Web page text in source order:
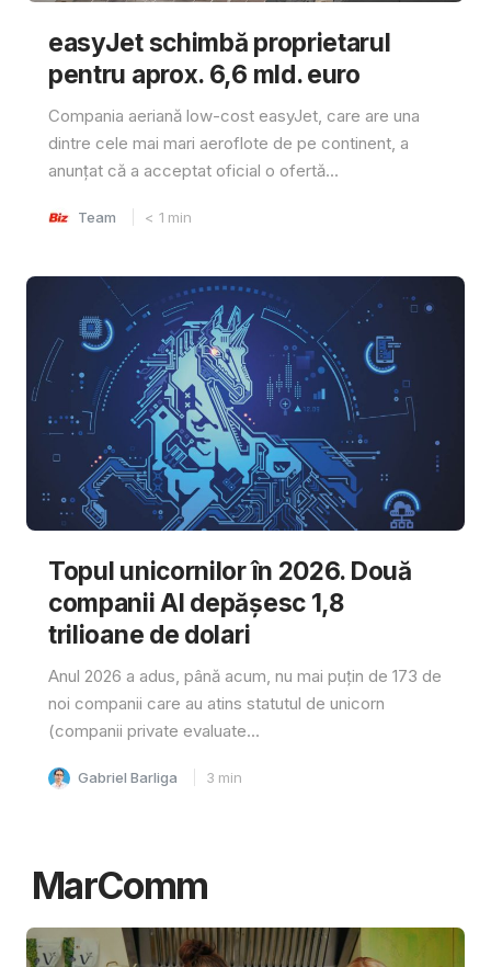
easyJet schimbă proprietarul
pentru aprox. 6,6 mld. euro
Compania aeriană low-cost easyJet, care are una
dintre cele mai mari aeroflote de pe continent, a
anunțat că a acceptat oficial o ofertă...
Team < 1 min
Topul unicornilor în 2026. Două
companii AI depășesc 1,8
trilioane de dolari
Anul 2026 a adus, până acum, nu mai puțin de 173 de
noi companii care au atins statutul de unicorn
(companii private evaluate...
Gabriel Barliga 3 min
MarComm